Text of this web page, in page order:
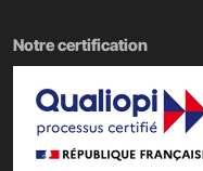
Notre certification